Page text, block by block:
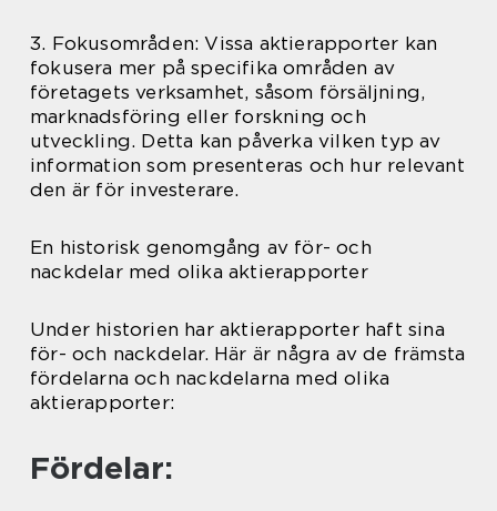
3. Fokusområden: Vissa aktierapporter kan
fokusera mer på specifika områden av
företagets verksamhet, såsom försäljning,
marknadsföring eller forskning och
utveckling. Detta kan påverka vilken typ av
information som presenteras och hur relevant
den är för investerare.
En historisk genomgång av för- och
nackdelar med olika aktierapporter
Under historien har aktierapporter haft sina
för- och nackdelar. Här är några av de främsta
fördelarna och nackdelarna med olika
aktierapporter:
Fördelar: